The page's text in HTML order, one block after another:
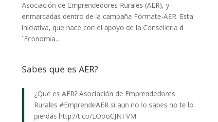
Asociación de Emprendedores Rurales (AER), y
enmarcadas dentro de la campaña Fórmate-AER. Esta
iniciativa, que nace con el apoyo de la Conselleria d
´Economia...
Sabes que es AER?
¿Que es AER? Asociación de Emprendedores
Rurales #EmprendeAERsi aun no lo sabes no te lo
pierdas http://t.co/LOooCJNTVM